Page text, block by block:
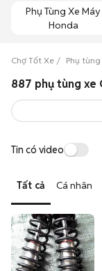
Phụ Tùng Xe Máy
Honda
Chợ Tốt Xe Phụ
887 phụ tùng xe
Tin có video
Tất cả Cá nhân